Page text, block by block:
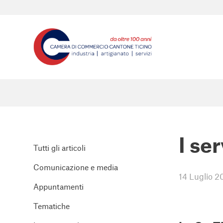
I
14 Luglio
Tutti gli articoli
Comunicazione e media
Appuntamenti
Tematiche